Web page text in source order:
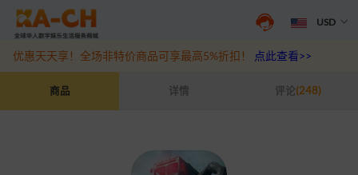
七日世界-网易国服充值
USD
抖音盛夏宠粉季来袭！抖钻充值最高6%优惠，热门规格更划算点此查
优惠天天享！全场非特价商品可享最高5%折扣！ 点此查看>>
商品 详情 评论(248)